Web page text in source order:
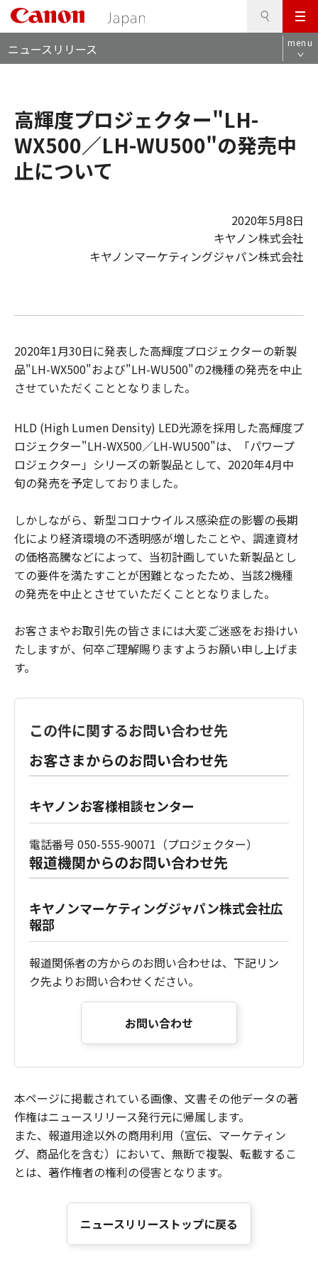
メ
ニ
ュ
ーニュースリリース menu
高輝度プロジェクター"LH-
WX500／LH-WU500"の発売中
止について
2020年5月8日
キヤノン株式会社
キヤノンマーケティングジャパン株式会社
2020年1月30日に発表した高輝度プロジェクターの新製
品"LH-WX500"および"LH-WU500"の2機種の発売を中止
させていただくこととなりました。
HLD (High Lumen Density) LED光源を採用した高輝度プ
ロジェクター"LH-WX500／LH-WU500"は、「パワープ
ロジェクター」シリーズの新製品として、2020年4月中
旬の発売を予定しておりました。
しかしながら、新型コロナウイルス感染症の影響の長期
化により経済環境の不透明感が増したことや、調達資材
の価格高騰などによって、当初計画していた新製品とし
ての要件を満たすことが困難となったため、当該2機種
の発売を中止とさせていただくこととなりました。
お客さまやお取引先の皆さまには大変ご迷惑をお掛けい
たしますが、何卒ご理解賜りますようお願い申し上げま
す。
この件に関するお問い合わせ先
お客さまからのお問い合わせ先
キヤノンお客様相談センター
電話番号 050-555-90071（プロジェクター）
報道機関からのお問い合わせ先
キヤノンマーケティングジャパン株式会社広
報部
報道関係者の方からのお問い合わせは、下記リン
ク先よりお問い合わせください。
お問い合わせ
本ページに掲載されている画像、文書その他データの著
作権はニュースリリース発行元に帰属します。
また、報道用途以外の商用利用（宣伝、マーケティン
グ、商品化を含む）において、無断で複製、転載するこ
とは、著作権者の権利の侵害となります。
ニュースリリーストップに戻る